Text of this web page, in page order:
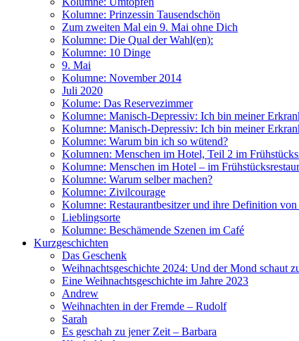
Kolumne: Prinzessin Tausendschön
Zum zweiten Mal ein 9. Mai ohne Dich
Kolumne: Die Qual der Wahl(en):
Kolumne: 10 Dinge
9. Mai
Kolumne: November 2014
Juli 2020
Kolume: Das Reservezimmer
Kolumne: Manisch-Depressiv: Ich bin meiner
Kolumne: Manisch-Depressiv: Ich bin meiner
Kolumne: Warum bin ich so wütend?
Kolumnen: Menschen im Hotel, Teil 2 im
Kolumne: Menschen im Hotel – im
Kolumne: Warum selber machen?
Kolumne: Zivilcourage
Kolumne: Restaurantbesitzer und ihre Definition
Lieblingsorte
Kolumne: Beschämende Szenen im Café
Kurzgeschichten
Das Geschenk
Weihnachtsgeschichte 2024: Und der Mond schaut
Eine Weihnachtsgeschichte im Jahre 2023
Andrew
Weihnachten in der Fremde – Rudolf
Sarah
Es geschah zu jener Zeit – Barbara